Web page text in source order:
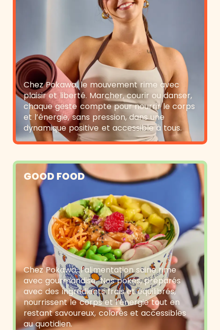
Chez Pokawa, le mouvement rime avec
plaisir et liberté. Marcher, courir ou danser,
chaque geste compte pour nourrir le corps
et l’énergie, sans pression, dans une
dynamique positive et accessible à tous.
GOOD FOOD
Chez Pokawa, l’alimentation saine rime
avec gourmandise. Nos pokés, préparés
avec des ingrédients frais et équilibrés,
nourrissent le corps et l’énergie tout en
restant savoureux, colorés et accessibles
au quotidien.